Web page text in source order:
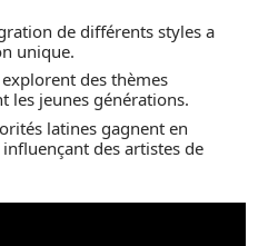
de différents styles a
unique.
des thèmes
les jeunes générations.
latines gagnent en
des artistes de